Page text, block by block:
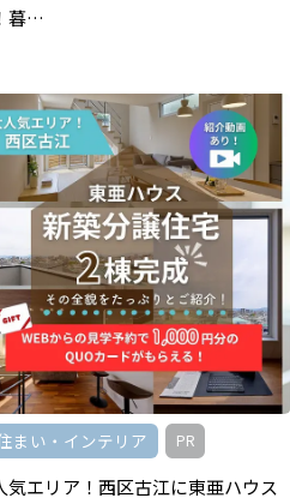
暮…
まい・インテリア PR
気エリア！西区古江に東亜ハウス